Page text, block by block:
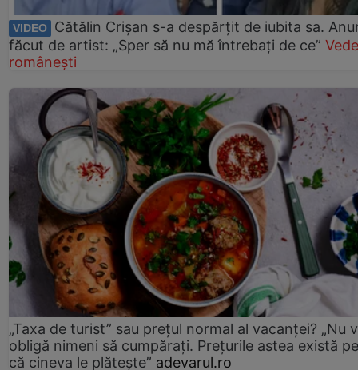
VIDEO
Cătălin Crișan s-a despărțit de iubita sa.
făcut de artist: „Sper să nu mă întrebați de ce”
românești
„Taxa de turist” sau prețul normal al vacanței? „Nu
obligă nimeni să cumpărați. Prețurile astea există
că cineva le plătește” adevarul.ro